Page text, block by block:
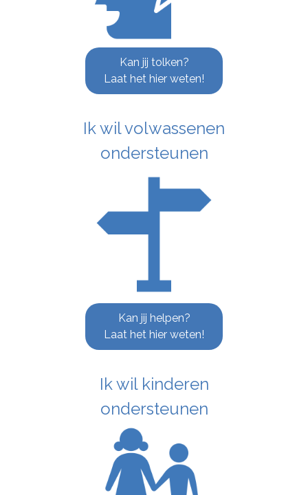
Kan jij tolken?
Laat het hier weten!
Ik wil volwassenen
ondersteunen
Kan jij helpen?
Laat het hier weten!
Ik wil kinderen
ondersteunen